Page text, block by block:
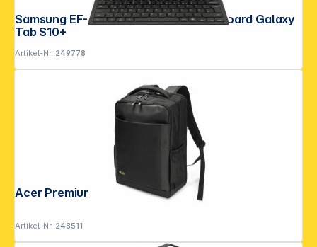
Samsung EF-DX820 Book Cover Keyboard Galaxy
Tab S10+
Artikel-Nr.:249778
Acer Premium L
Artikel-Nr.:248511